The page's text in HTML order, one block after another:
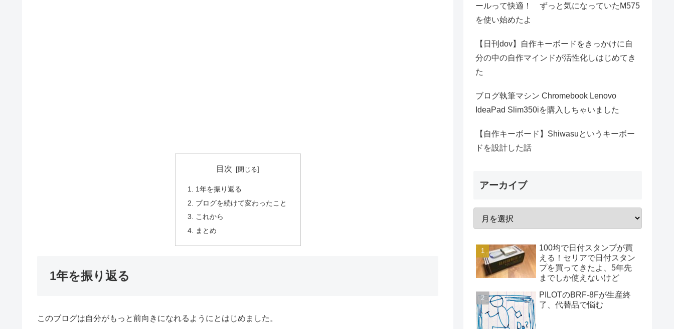
目次
1年を振り返る
ブログを続けて変わったこと
これから
まとめ
1年を振り返る
このブログは自分がもっと前向きになれるようにとはじめました。
ールって快適！ ずっと気になっていたM575
を使い始めたよ
【日刊dov】自作キーボードをきっかけに自
分の中の自作マインドが活性化しはじめてき
た
ブログ執筆マシン Chromebook Lenovo
IdeaPad Slim350iを購入しちゃいました
【自作キーボード】Shiwasuというキーボー
ドを設計した話
アーカイブ
100均で日付スタンプが買
える！セリアで日付スタン
プを買ってきたよ、5年先
までしか使えないけど
PILOTのBRF-8Fが生産終
了、代替品で悩む